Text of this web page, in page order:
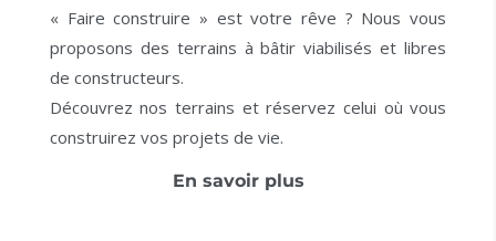
« Faire construire » est votre rêve ? Nous vous
proposons des terrains à bâtir viabilisés et libres
de constructeurs.
Découvrez nos terrains et réservez celui où vous
construirez vos projets de vie.
En savoir plus